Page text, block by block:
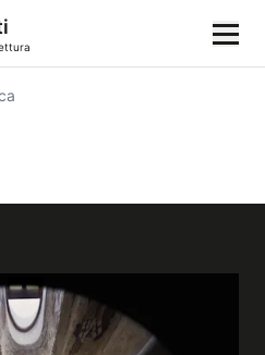
Città